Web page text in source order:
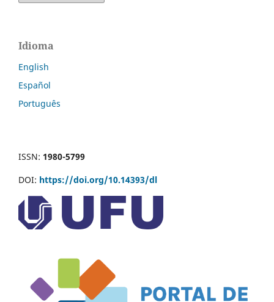
Idioma
English
Español
Português
ISSN: 1980-5799
DOI: https://doi.org/10.14393/dl